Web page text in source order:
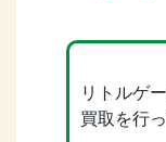
リトルゲ
買取を行